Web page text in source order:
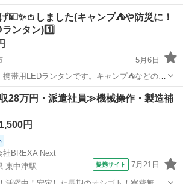
ので出品します アマゾンで5000円程でうっ
付けております
市駅 防災、セキュリティ 消火器
💴✨👛しました(キャンプ⛺や防災に！
ンタン)1️⃣
5月6日
携帯用LEDランタンです。キャンプ⛺などの野
用にいかがでしょうか😌単４電池二本を使用
、セキュリティ ランタン
28万円・派遣社員≫機械操作・製造補
円
社BREXA Next
東中津駅
提携サイト 7月21日